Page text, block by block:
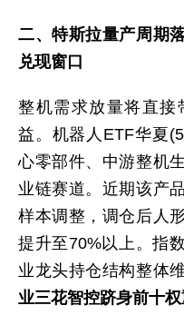
二、特斯拉量产周期
兑现窗口
整机需求放量将直接
益。机器人ETF华夏
心零部件、中游整机
业链赛道。近期该产
样本调整，调仓后人
提升至70%以上。指
业龙头持仓结构整体
业三花智控跻身前十权